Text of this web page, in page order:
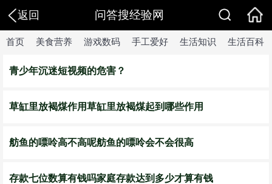
返回 问答搜经验网
首页 美食营养 游戏数码 手工爱好 生活知识 生活百科
​青少年沉迷短视频的危害？
草缸里放褐煤作用草缸里放褐煤起到哪些作用
舫鱼的嘌呤高不高呢舫鱼的嘌呤会不会很高
存款七位数算有钱吗家庭存款达到多少才算有钱